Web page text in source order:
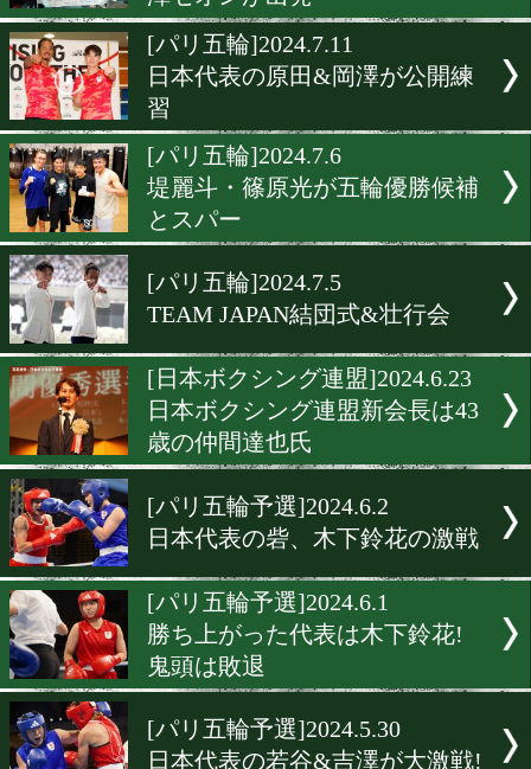
[パリ五輪2024]2024.8.1
パリ五輪ボクシング男子
[パリ五輪2024]2024.8.1
パリ五輪男子ボクシング
の岡澤セオンが初戦敗退!
[パリ五輪]2024.7.18
澤セオンが出発
[パリ五輪]2024.7.11
日本代表の原田&岡澤が公
習
[パリ五輪]2024.7.6
堤麗斗・篠原光が五輪優勝
とスパー
[パリ五輪]2024.7.5